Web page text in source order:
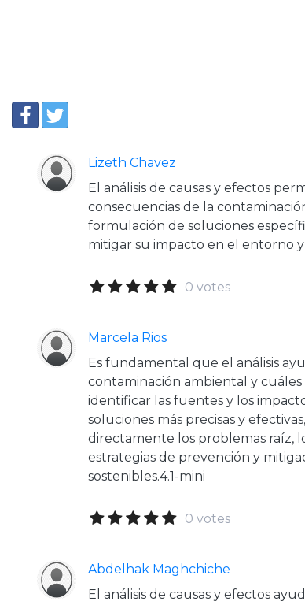
Lizeth Chavez
El análisis de causas y efectos
consecuencias de la
formulación de soluciones
mitigar su impacto en el entorno
0 votes
Marcela Rios
Es fundamental que el análisis
contaminación ambiental y cuáles
identificar las fuentes y los
soluciones más precisas y
directamente los problemas raíz,
estrategias de prevención y
sostenibles.4.1-mini
0 votes
Abdelhak Maghchiche
El análisis de causas y efectos